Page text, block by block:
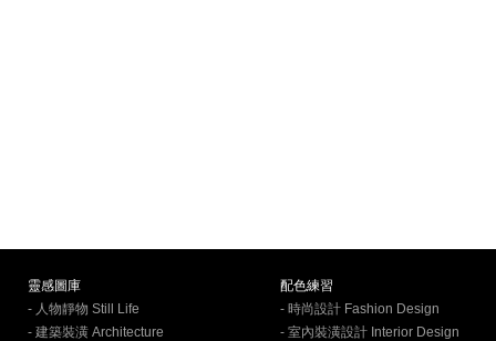
靈感圖庫
- 人物靜物 Still Life
- 建築裝潢 Architecture
配色練習
- 時尚設計 Fashion Design
- 室內裝潢設計 Interior Design